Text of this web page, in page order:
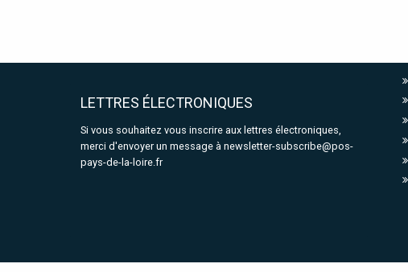
LETTRES ÉLECTRONIQUES
Si vous souhaitez vous inscrire aux lettres électroniques,
merci d'envoyer un message à newsletter-subscribe@pos-
pays-de-la-loire.fr